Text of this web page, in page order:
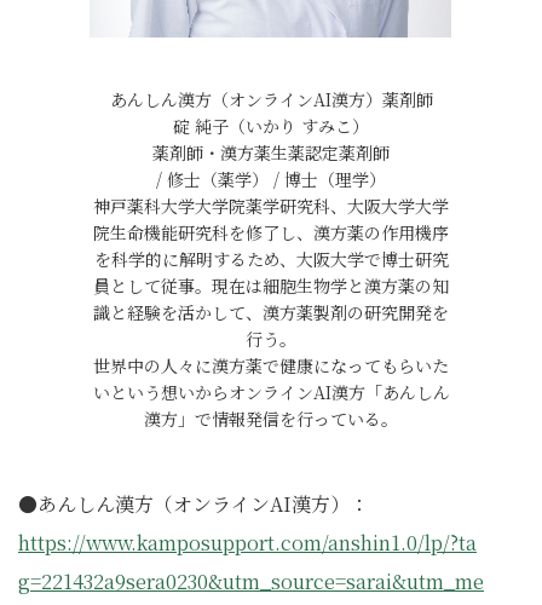
あんしん漢方（オンラインAI漢方）薬剤師
碇 純子（いかり すみこ）
薬剤師・漢方薬生薬認定薬剤師
/ 修士（薬学） / 博士（理学）
神戸薬科大学大学院薬学研究科、大阪大学大学
院生命機能研究科を修了し、漢方薬の作用機序
を科学的に解明するため、大阪大学で博士研究
員として従事。現在は細胞生物学と漢方薬の知
識と経験を活かして、漢方薬製剤の研究開発を
行う。
世界中の人々に漢方薬で健康になってもらいた
いという想いからオンラインAI漢方「あんしん
漢方」で情報発信を行っている。
●あんしん漢方（オンラインAI漢方）：
https://www.kamposupport.com/anshin1.0/lp/?ta
g=221432a9sera0230&utm_source=sarai&utm_me